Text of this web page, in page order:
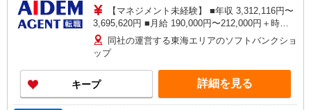
【マネジメント未経験】 ■年収 3,312,116円〜
3,695,620円 ■月給 190,000円〜212,000円＋時間
外手当 ※時間外勤務手当を月25時間想定として加
えております。 【マネジメント経験者】 ■年収
4,552,432円〜5,660,900円 ■月給 260,000円〜
322,000円＋時間外手当 ※時間外勤務手当を月30
時間想定として加えております。 【ソフトバンク
認定資格を取得すると資格手当が追加支給されま
同社の運営する東海エリアのソフトバンクショ
ップ
キープ 詳細を見る